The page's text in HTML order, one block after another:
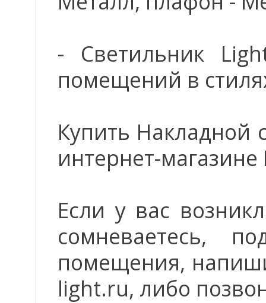
- Светильник
помещений в
Купить Накладной
интернет-
Если у вас
сомневаетесь,
помещения,
light.ru, либо